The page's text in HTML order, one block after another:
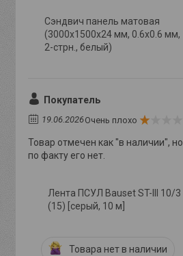
Сэндвич панель матовая
(3000x1500x24 мм, 0.6х0.6 мм,
2-стрн., белый)
Покупатель
19.06.2026Очень плохо
Товар отмечен как "в наличии", но
по факту его нет.
Лента ПСУЛ Bauset ST-III 10/3
(15) [серый, 10 м]
Товара нет в наличии